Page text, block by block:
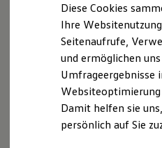
Behörden
Direktkunden
Anpfiff zum Gewinn
Elektromobilität
Elektroautos
ID. Tutorials
ID. EVERY1
Reichweite
Datenschutzerklärungen
Lizenzhinweise Dritter
Angaben zum Digital Services Act
Produktsicherheitsinformationen
Disclaimer von Volkswagen
Die in dieser Darstellung
Diese Cookies
Ihre
Seitenaufrufe,
und ermöglichen
Umfrageergebnisse
Damit helfen sie
persönlich auf Sie